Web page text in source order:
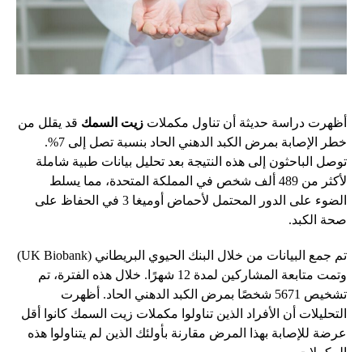
أظهرت دراسة حديثة أن تناول مكملات زيت السمك قد يقلل من
خطر الإصابة بمرض الكبد الدهني الحاد بنسبة تصل إلى 7%.
توصل الباحثون إلى هذه النتيجة بعد تحليل بيانات طبية شاملة
لأكثر من 489 ألف شخص في المملكة المتحدة، مما يسلط
الضوء على الدور المحتمل لأحماض أوميغا 3 في الحفاظ على
صحة الكبد.
تم جمع البيانات من خلال البنك الحيوي البريطاني (UK Biobank)
وتمت متابعة المشاركين لمدة 12 شهرًا. خلال هذه الفترة، تم
تشخيص 5671 شخصًا بمرض الكبد الدهني الحاد. أظهرت
التحليلات أن الأفراد الذين تناولوا مكملات زيت السمك كانوا أقل
عرضة للإصابة بهذا المرض مقارنة بأولئك الذين لم يتناولوا هذه